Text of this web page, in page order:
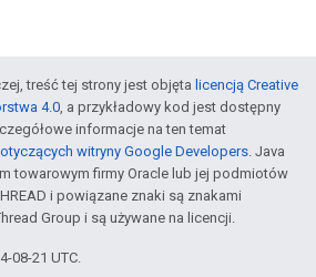
treść tej strony jest objęta licencją Creative
4.0, a przykładowy kod jest dostępny
informacje na ten temat
witryny Google Developers. Java
towarowym firmy Oracle lub jej podmiotów
i powiązane znaki są znakami
Group i są używane na licencji.
08-21 UTC.